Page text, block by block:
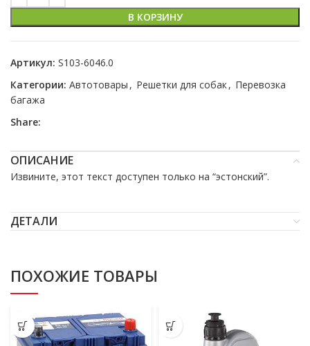
В КОРЗИНУ
Артикул: S103-6046.0
Категории: Автотовары , Решетки для собак, Перевозка
багажа
Share:
ОПИСАНИЕ
Извините, этот текст доступен только на “эстонский”.
ДЕТАЛИ
ПОХОЖИЕ ТОВАРЫ